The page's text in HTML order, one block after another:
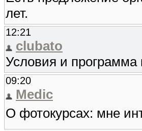
лет.
12:21
clubato
Условия и
09:20
Medic
О фотокурсах: мне